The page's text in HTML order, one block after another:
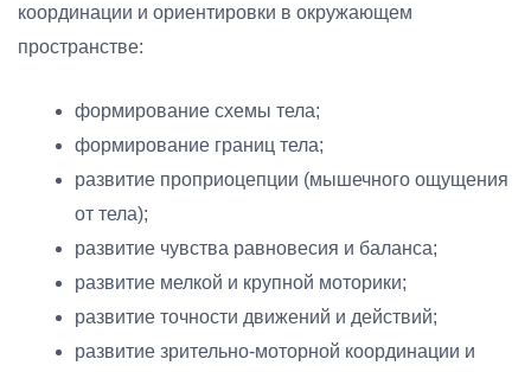
координации и ориентировки в окружающем
пространстве:
формирование схемы тела;
формирование границ тела;
развитие проприоцепции (мышечного ощущения
от тела);
развитие чувства равновесия и баланса;
развитие мелкой и крупной моторики;
развитие точности движений и действий;
развитие зрительно-моторной координации и